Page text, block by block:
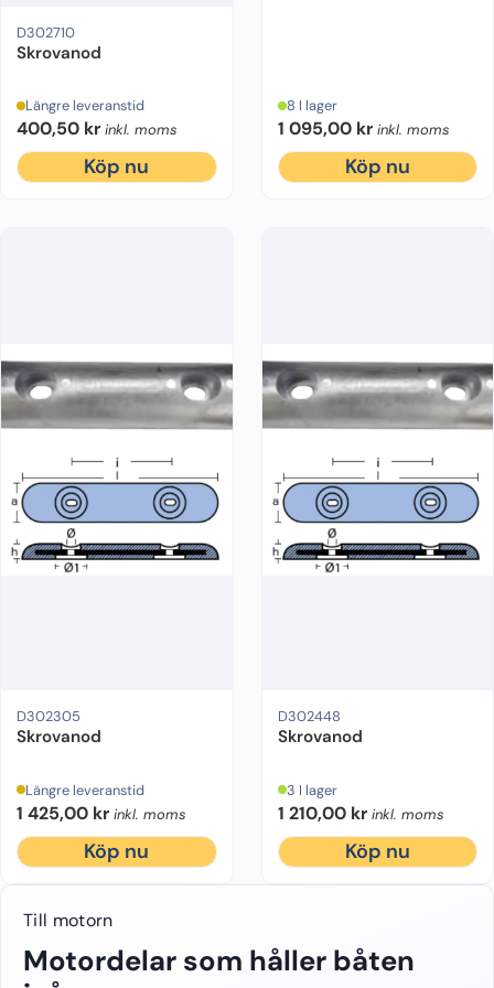
Typ:Bolt-onLängd:120 mmBredd:46 mm Material:Magnesium
D302710
Skrovanod
Längre leveranstid
400,50 kr inkl. moms
Köp nu
8 I lager
1 095,00 kr inkl. moms
Köp nu
D302305
Skrovanod
Längre leveranstid
1 425,00 kr inkl. moms
Köp nu
D302448
Skrovanod
3 I lager
1 210,00 kr inkl. moms
Köp nu
Till motorn
Motordelar som håller båten